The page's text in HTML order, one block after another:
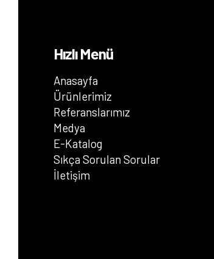
Hızlı Menü
Anasayfa
Ürünlerimiz
Referanslarımız
Medya
E-Katalog
Sıkça Sorulan Sorular
İletişim